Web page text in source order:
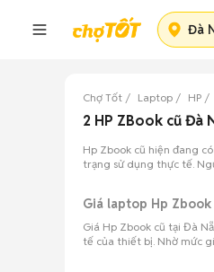
Đà
Chợ Tốt Laptop HP
2 HP ZBook cũ Đà
Hp Zbook cũ hiện đang
trạng sử dụng thực tế.
Giá laptop Hp
Giá Hp Zbook cũ tại Đà
tế của thiết bị. Nhờ mức